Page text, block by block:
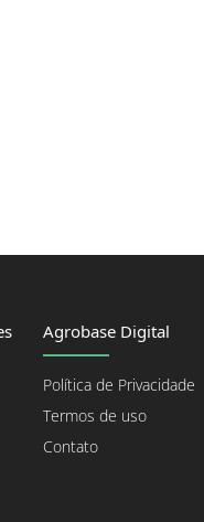
Agrobase Digital
Política de Privacidade
Termos de uso
Contato